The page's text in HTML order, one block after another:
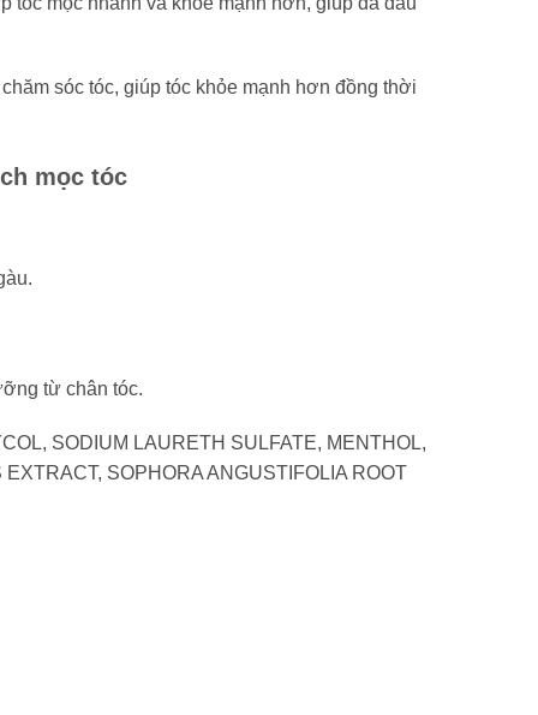
sóc tóc, giúp tóc khỏe mạnh hơn đồng thời
mọc tóc
từ chân tóc.
SODIUM LAURETH SULFATE, MENTHOL,
SOPHORA ANGUSTIFOLIA ROOT